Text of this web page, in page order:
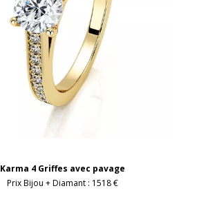
Karma 4 Griffes avec pavage
Prix Bijou + Diamant : 1518 €